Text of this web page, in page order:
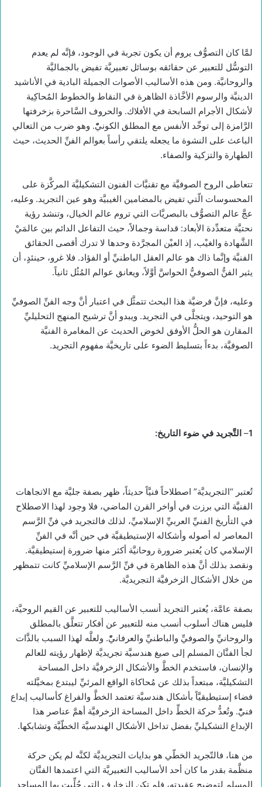
لمَّا كان التصوُّف يروم أن يكون تجربة في الوجود، فإنَّه لم يعدم
التوسُّل للتعبير عن حقائقه بوسائل تعبيريَّة تفيض بالجماليَّة
والروحانيَّة. ومن هذه الأساليب الأصوات الجميلة البادية في الأناشيد
الدينيَّة والرسوم الأخَّاذة الظاهرة في النقاط والخطوط المُحاكِية
لأشكال الأجرام السابحة في الأفلاك. والحروف السَّاحرة بزخرفتها
الرَّامزة إلى توحِّد الأنفس مع المطلق الكونيّْ. وهو ضرب من التعالي
الباعث على النشوة ما يجعله يلتقي رأساً بعوالم الفنِّ الحديث، حيث
الطهارة والتزكية والصفاء.
تتعاطى الروح الصوفيَّة مع تقنيَّات الفنون التشكيليَّة المركَّزة على
المحسوسات الّتي تفيض بالمضامين الغيبيَّة وهو عين التجريد. وعليه،
عجَّ عالم التصوُّف بالبصريَّات التي تروم عالم الخيال، وتنشد رؤية
نحتيَّة متعدِّدة الأبعاد: قداسة وجمالاً، حيث التفاعل الدائم بين عالمَيْ
الشَّهادة والغيْب، إذ العيْن المجرَّدة وحدها لا تدرك أقصى الحقائق
الفنيَّة وإنَّما ذاك هو عالم العقل الباطنيِّ أو الفؤاد. فلا غرو، حينئدٍ، أن
يثير الفنُّ الصوفيُّ الحواسَّ أوَّلاً، ويعانق عوالم المُثُل ثانياً.
وعليه، فإنَّ فرضيَّة هذا البحث تتمثَّل في اعتبار أنَّ وجه الفنِّ الصوفيِّ
هو التوحيد، ويتجلَّى في التجريد. ويبدو أنَّ ترشيح المنهج التحليليِّ
المقارن هو الحلُّ الأوفق لخوض الحديث عن المغامرة الفنيَّة
الصوفيَّة، بدءاً بتسليط الضوء على تاريخيَّة مفهوم التجريد.
1
– التَّجريد في ضوء التاريخ:
تُعتبر “التجريديَّة” اصطلاحاً فنيَّاً حديثاً، ظهر بصفة جليَّة مع الاتجاهات
الفنيَّة التي برزت في أواخر القرن الماضي، فلا وجود لهذا الاصطلاح
في التأريخ الفنيِّ العربيِّ الإسلاميِّ، لذلك فالتجريد في فنِّ الرَّسم
المعاصر له أصوله وأشكاله الإستيطيقيَّة في حين أنَّه في الفنِّ
الإسلامي كان يُعتبر ضرورة روحانيَّة أكثر منها ضرورة إستيطيقيَّة.
ونقصد بذلك أنَّ هذه الظاهرة في فنِّ الرَّسم الإسلاميِّ كانت تتمظهر
من خلال الأشكال الزخرفيَّة التجريديَّة.
بصفة عامَّة، يُعتبر التجريد أنسب الأساليب للتعبير عن القيم الروحيَّة،
فليس هناك أسلوب أنسب منه للتعبير عن أفكار تتعلَّق بالمطلق
والروحانيِّ والصوفيِّ والباطنيِّ والعرفانيّْ. ولعلَّه لهذا السبب بالذَّات
لجأ الفنَّان المسلم إلى صيغ هندسيَّة تجريديَّة لإظهار رؤيته للعالم
والإنسان، فاستخدم الخطَّ والأشكال الزخرفيَّة داخل المساحة
التشكيليَّة، مبتعداً بذلك عن مُحاكاة الواقع المرئيِّ ليبتدع بمخيَّلته
فضاء إستيطيقيَّاً بأشكال هندسيَّة تعتمد الخطَّ والفراغ كأساليب إبداع
فنيّْ. وتُعدُّ حركة الخطِّ داخل المساحة الزخرفيَّة أهمَّ عناصر هذا
الإبداع التشكيليِّ بفضل تداخل الأشكال الهندسيَّة الخطّيَّة وتشابكها.
من هنا، فالتّجريد الخطّي هو بدايات التجريديَّة لكنَّه لم يكن حركة
منظَّمة بقدر ما كان أحد الأساليب التعبيريَّة التي اعتمدها الفنَّان
المسلم لتوضيح عقيدته، فلم تكن الزخارف التي حُلِّيت بها المساجد